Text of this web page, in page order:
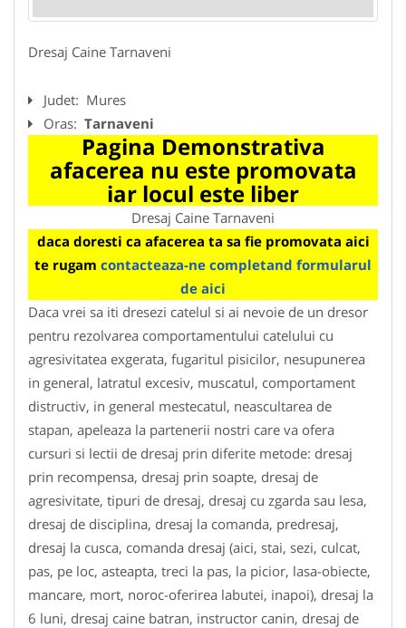
Dresaj Caine Tarnaveni
Judet: Mures
Oras: Tarnaveni
Pagina Demonstrativa
afacerea nu este promovata
iar locul este liber
Dresaj Caine Tarnaveni
daca doresti ca afacerea ta sa fie promovata aici
te rugam contacteaza-ne completand formularul
de aici
Daca vrei sa iti dresezi catelul si ai nevoie de un dresor
pentru rezolvarea comportamentului catelului cu
agresivitatea exgerata, fugaritul pisicilor, nesupunerea
in general, latratul excesiv, muscatul, comportament
distructiv, in general mestecatul, neascultarea de
stapan, apeleaza la partenerii nostri care va ofera
cursuri si lectii de dresaj prin diferite metode: dresaj
prin recompensa, dresaj prin soapte, dresaj de
agresivitate, tipuri de dresaj, dresaj cu zgarda sau lesa,
dresaj de disciplina, dresaj la comanda, predresaj,
dresaj la cusca, comanda dresaj (aici, stai, sezi, culcat,
pas, pe loc, asteapta, treci la pas, la picior, lasa-obiecte,
mancare, mort, noroc-oferirea labutei, inapoi), dresaj la
6 luni, dresaj caine batran, instructor canin, dresaj de